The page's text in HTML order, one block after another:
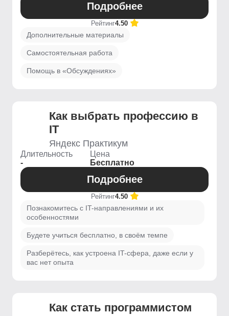
Подробнее
Рейтинг4.50
Дополнительные материалы
Самостоятельная работа
Помощь в «Обсуждениях»
Как выбрать профессию в
IT
Яндекс Практикум
Длительность
-
Цена
Бесплатно
Подробнее
Рейтинг4.50
Познакомитесь с IT-направлениями и их
особенностями
Будете учиться бесплатно, в своём темпе
Разберётесь, как устроена IT-сфера, даже если у
вас нет опыта
Как стать программистом